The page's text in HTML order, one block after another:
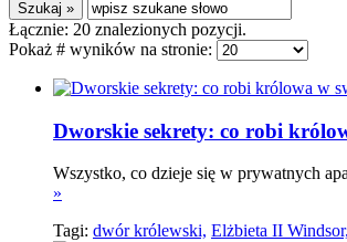
Łącznie: 20 znalezionych pozycji.
Pokaż # wyników na stronie:
Dworskie sekrety: co robi
Wszystko, co dzieje się w prywatnych
»
Tagi: dwór królewski, Elżbieta II Windsor,